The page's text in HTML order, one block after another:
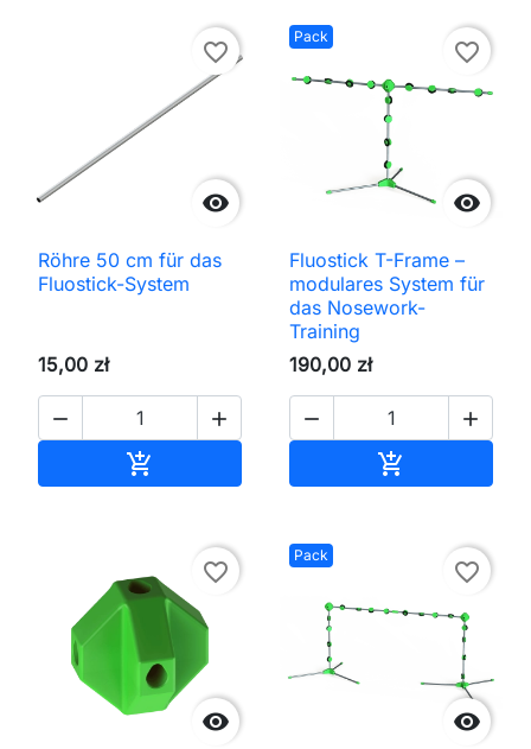

favorite_border
Röhre 50 cm für das
Fluostick-System
15,00 zł
 

Pack

favorite_border
Fluostick T-Frame –
modulares System für
das Nosework-
Training
190,00 zł
 


favorite_border
Pack

favorite_border